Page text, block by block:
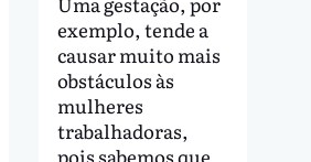
exemplo, tende a
causar muito mais
obstáculos às
mulheres
trabalhadoras,
pois sabemos que